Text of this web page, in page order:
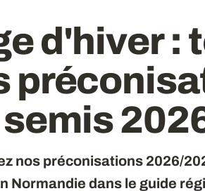
d'hiver :
semis
nos préconisations 2026/
Normandie dans le guide